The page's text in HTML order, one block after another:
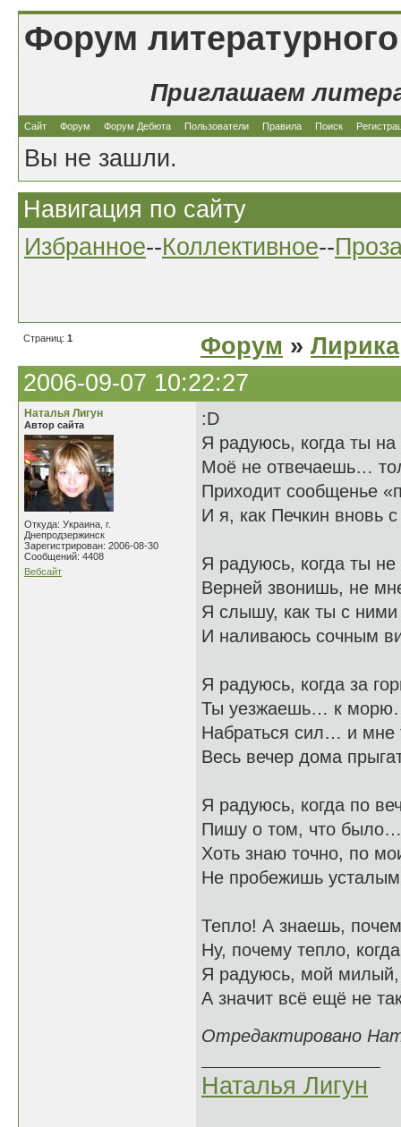
Форум
Приглашаем
Сайт Форум Форум Дебюта Пользователи Правила Поиск
Вы не зашли.
Навигация по сайту
Избранное--Коллективное--
Страниц: 1 Форум » Лирика
2006-09-07 10:22:27
Наталья Лигун
Автор сайта
Откуда: Украина, г.
Днепродзержинск
Зарегистрирован: 2006-08-30
Сообщений: 4408
Вебсайт
:D
Я радуюсь, когда ты на
Моё не отвечаешь…
Приходит сообщенье
И я, как Печкин вновь
Я радуюсь, когда ты
Верней звонишь, не
Я слышу, как ты с ними
И наливаюсь сочным
Я радуюсь, когда за
Ты уезжаешь… к
Набраться сил… и мне
Весь вечер дома
Я радуюсь, когда по
Пишу о том, что
Хоть знаю точно, по
Не пробежишь
Тепло! А знаешь,
Ну, почему тепло,
Я радуюсь, мой милый,
А значит всё ещё не
Отредактировано
Наталья Лигун